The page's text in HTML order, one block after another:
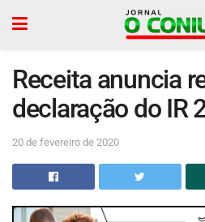
Receita anuncia
declaração do IR
20 de fevereiro de 2020